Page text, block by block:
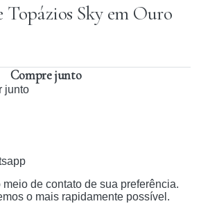
o CEP
Topázios Sky em Ouro
Compre junto
junto
meio de contato de sua preferência.
o mais rapidamente possível.